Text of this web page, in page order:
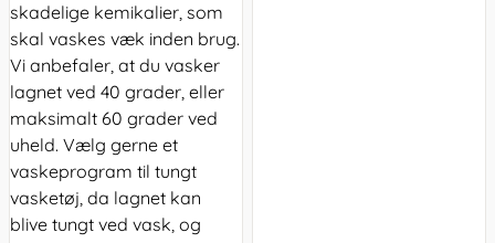
skadelige kemikalier, som
skal vaskes væk inden brug.
Vi anbefaler, at du vasker
lagnet ved 40 grader, eller
maksimalt 60 grader ved
uheld. Vælg gerne et
vaskeprogram til tungt
vasketøj, da lagnet kan
blive tungt ved vask, og